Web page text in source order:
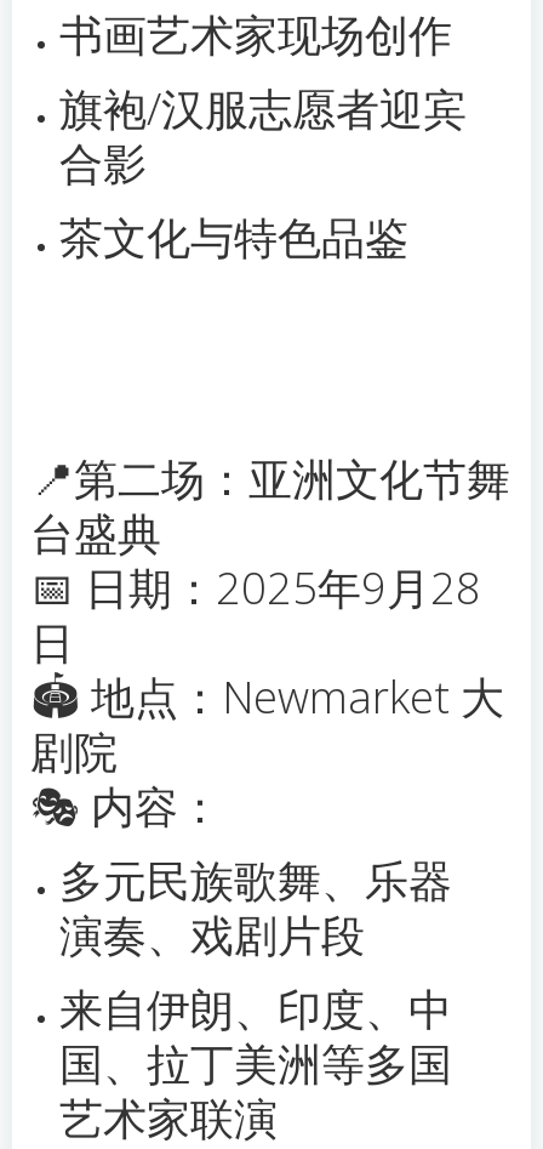
书画艺术家现场创作
旗袍/汉服志愿者迎宾
合影
茶文化与特色品鉴
📍第二场：亚洲文化节舞
台盛典
📅 日期：2025年9月28
日
🏟 地点：Newmarket 大
剧院
🎭 内容：
多元民族歌舞、乐器
演奏、戏剧片段
来自伊朗、印度、中
国、拉丁美洲等多国
艺术家联演